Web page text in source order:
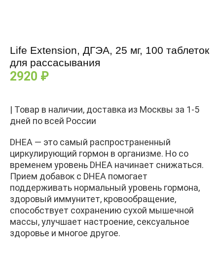
Life Extension, ДГЭА, 25 мг, 100 таблеток
для рассасывания
2920 ₽
| Товар в наличии, доставка из Москвы за 1-5
дней по всей России
DHEA — это самый распространенный
циркулирующий гормон в организме. Но со
временем уровень DHEA начинает снижаться.
Прием добавок с DHEA помогает
поддерживать нормальный уровень гормона,
здоровый иммунитет, кровообращение,
способствует сохранению сухой мышечной
массы, улучшает настроение, сексуальное
здоровье и многое другое.